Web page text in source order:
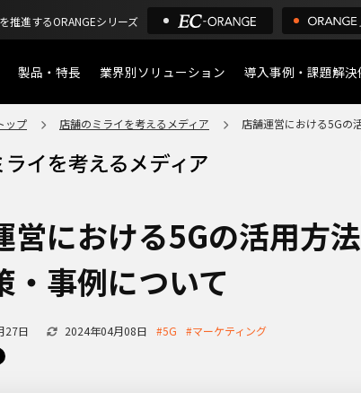
推進するORANGEシリーズ
製品・特長
特長
製品概要
ORANGE POSの強み
機能一覧
業界別ソリューション
小売業
アパレル
リユース・
リサイクルショップ
アウトドア・釣具
酒販・ワイン
導入事例・課題解決
ップ 店舗のミライを考えるメディア 店舗運営における5Gの
営における5Gの活用方
・事例について
27日 2024年04月08日 #5G #マーケティング